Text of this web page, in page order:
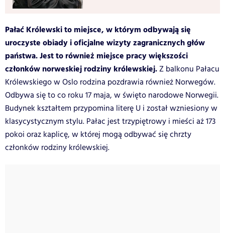
Pałać Królewski to miejsce, w którym odbywają się
uroczyste obiady i oficjalne wizyty zagranicznych głów
państwa. Jest to również miejsce pracy większości
członków norweskiej rodziny królewskiej.Z balkonu Pałacu
Królewskiego w Oslo rodzina pozdrawia również Norwegów.
Odbywa się to co roku 17 maja, w święto narodowe Norwegii.
Budynek kształtem przypomina literę U i został wzniesiony w
klasycystycznym stylu. Pałac jest trzypiętrowy i mieści aż 173
pokoi oraz kaplicę, w której mogą odbywać się chrzty
członków rodziny królewskiej.